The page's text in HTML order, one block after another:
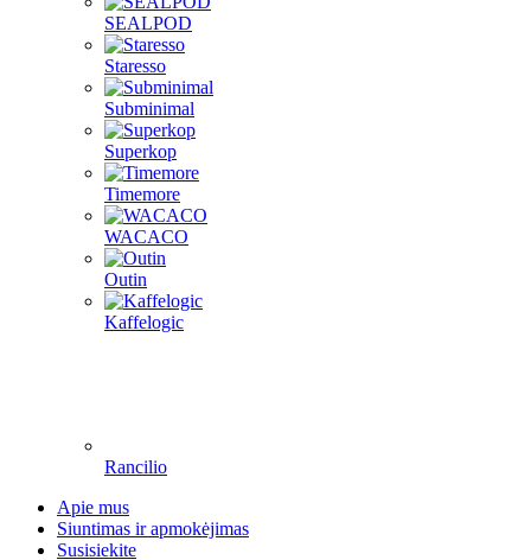
SEALPOD
Staresso
Subminimal
Superkop
Timemore
WACACO
Outin
Kaffelogic
Rancilio
Apie mus
Siuntimas ir apmokėjimas
Susisiekite